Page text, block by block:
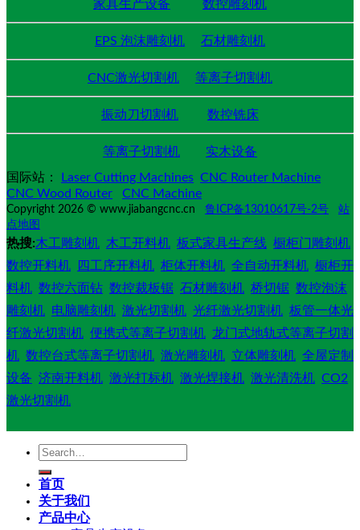
家具生产设备 数控雕刻机
EPS 泡沫雕刻机 石材雕刻机
CNC激光切割机 等离子切割机
振动刀切割机 数控铣床
等离子切割机
实木设备
国际站：
Laser Cutting Machines CNC Router Machine
CNC Wood Router
CNC Machine
Copyright 2026 © www.jiabangcnc.cn 鲁ICP备13010617号-2号
站
点地图
热搜:木工雕刻机 木工开料机 板式家具生产线 橱柜门雕刻机
数控开料机
四工序开料机 柜体开料机 全自动开料机 橱柜开
料机 数控六面钻 数控裁板锯 石材雕刻机 桥切锯 数控泡沫
雕刻机 电脑雕刻机 激光切割机 光纤激光切割机 板管一体光
纤激光切割机 便携式等离子切割机 龙门式地轨式等离子切割
机 数控台式等离子切割机 激光雕刻机 立体雕刻机 全屋定制
设备 济南开料机 激光打标机 激光焊接机 激光清洗机 CO2
激光切割机
Search
首页
关于我们
产品中心